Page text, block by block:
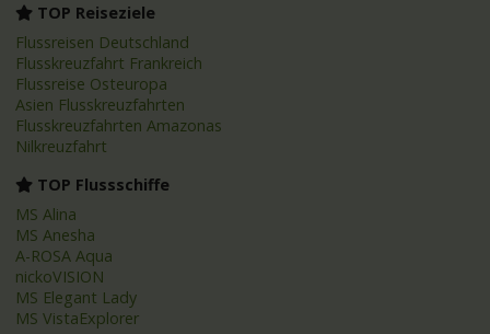
TOP Reiseziele
Flussreisen Deutschland
Flusskreuzfahrt Frankreich
Flussreise Osteuropa
Asien Flusskreuzfahrten
Flusskreuzfahrten Amazonas
Nilkreuzfahrt
TOP Flussschiffe
MS Alina
MS Anesha
A-ROSA Aqua
nickoVISION
MS Elegant Lady
MS VistaExplorer